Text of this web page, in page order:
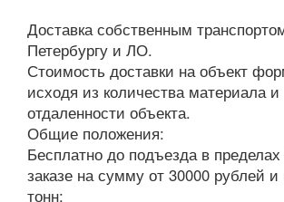
Доставка собственным
Петербургу и ЛО.
Стоимость доставки на объект
исходя из количества материала и
отдаленности объекта.
Общие положения:
Бесплатно до подъезда в
заказе на сумму от 30000 рублей
тонн;